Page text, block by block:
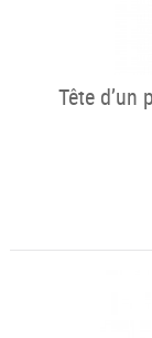
Tête d’un